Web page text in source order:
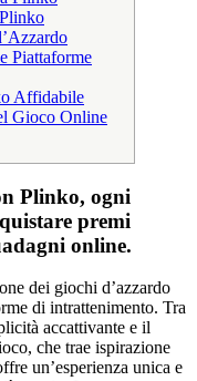
Piattaforme
Affidabile
Gioco Online
Plinko, ogni
premi
online.
dei giochi d’azzardo
di intrattenimento. Tra
accattivante e il
che trae ispirazione
un’esperienza unica e